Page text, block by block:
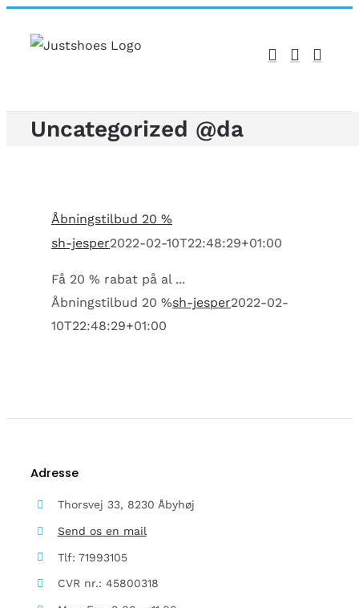
Uncategorized @da
Åbningstilbud 20 %
sh-jesper2022-02-10T22:48:29+01:00
Få 20 % rabat på al ...
Åbningstilbud 20 %sh-jesper2022-02-
10T22:48:29+01:00
Adresse
Thorsvej 33, 8230 Åbyhøj
Send os en mail
Tlf: 71993105
CVR nr.: 45800318